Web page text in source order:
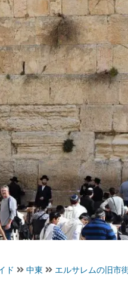
ド 中東 エルサレムの旧市